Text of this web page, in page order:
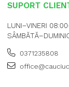
SUPORT
LUNI–VINERI
0371235808